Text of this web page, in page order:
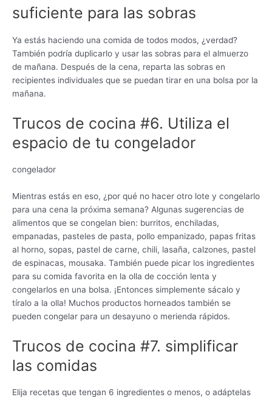
suficiente para las sobras
Ya estás haciendo una comida de todos modos, ¿verdad?
También podría duplicarlo y usar las sobras para el almuerzo
de mañana. Después de la cena, reparta las sobras en
recipientes individuales que se puedan tirar en una bolsa por la
mañana.
Trucos de cocina #6. Utiliza el
espacio de tu congelador
congelador
Mientras estás en eso, ¿por qué no hacer otro lote y congelarlo
para una cena la próxima semana? Algunas sugerencias de
alimentos que se congelan bien: burritos, enchiladas,
empanadas, pasteles de pasta, pollo empanizado, papas fritas
al horno, sopas, pastel de carne, chili, lasaña, calzones, pastel
de espinacas, mousaka. También puede picar los ingredientes
para su comida favorita en la olla de cocción lenta y
congelarlos en una bolsa. ¡Entonces simplemente sácalo y
tíralo a la olla! Muchos productos horneados también se
pueden congelar para un desayuno o merienda rápidos.
Trucos de cocina #7. simplificar
las comidas
Elija recetas que tengan 6 ingredientes o menos, o adáptelas